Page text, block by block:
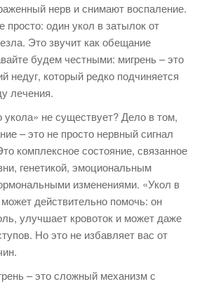
нерв и снимают воспаление.
просто: один укол в затылок от
Это звучит как обещание
будем честными: мигрень – это
недуг, который редко подчиняется
лечения.
не существует? Дело в том,
– это не просто нервный сигнал
комплексное состояние, связанное
генетикой, эмоциональным
изменениями. «Укол в
действительно помочь: он
улучшает кровоток и может даже
Но это не избавляет вас от
– это сложный механизм с